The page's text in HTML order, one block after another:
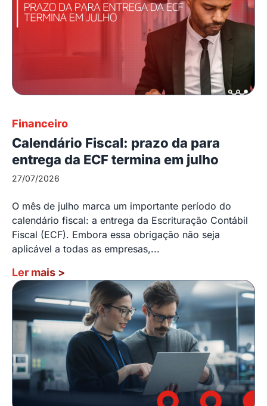
Financeiro
Calendário Fiscal: prazo da para
entrega da ECF termina em julho
27/07/2026
O mês de julho marca um importante período do
calendário fiscal: a entrega da Escrituração Contábil
Fiscal (ECF). Embora essa obrigação não seja
aplicável a todas as empresas,...
Ler mais >